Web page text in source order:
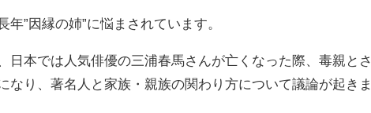
年”因縁の姉”に悩まされています。
日本では人気俳優の三浦春馬さんが亡くなった際、毒親と
なり、著名人と家族・親族の関わり方について議論が起きま